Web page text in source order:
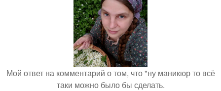
Мой ответ на комментарий о том, что "ну маникюр то всё
таки можно было бы сделать.